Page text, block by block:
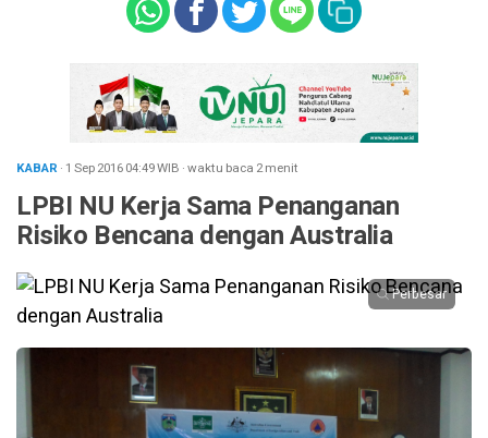
KABAR · 1 Sep 201604:49WIB ·waktu baca 2 menit
LPBI NU Kerja Sama Penanganan
Risiko Bencana dengan Australia
Perbesar